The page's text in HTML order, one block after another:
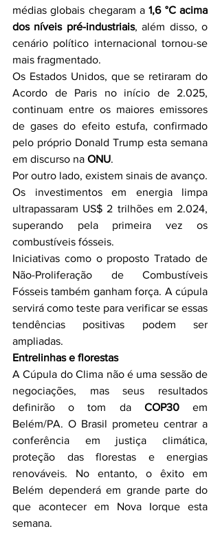
médias globais chegaram a 1,6 °C acima
dos níveis pré-industriais, além disso, o
cenário político internacional tornou-se
mais fragmentado.
Os Estados Unidos, que se retiraram do
Acordo de Paris no início de 2.025,
continuam entre os maiores emissores
de gases do efeito estufa, confirmado
pelo próprio Donald Trump esta semana
em discurso na ONU.
Por outro lado, existem sinais de avanço.
Os investimentos em energia limpa
ultrapassaram US$ 2 trilhões em 2.024,
superando pela primeira vez os
combustíveis fósseis.
Iniciativas como o proposto Tratado de
Não-Proliferação de Combustíveis
Fósseis também ganham força. A cúpula
servirá como teste para verificar se essas
tendências positivas podem ser
ampliadas.
Entrelinhas e florestas
A Cúpula do Clima não é uma sessão de
negociações, mas seus resultados
definirão o tom da COP30 em
Belém/PA. O Brasil prometeu centrar a
conferência em justiça climática,
proteção das florestas e energias
renováveis. No entanto, o êxito em
Belém dependerá em grande parte do
que acontecer em Nova Iorque esta
semana.